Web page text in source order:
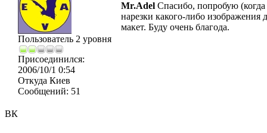
ВК
Пользователь 2 уровня
Присоединился:
2006/10/1 0:54
Откуда Киев
Сообщений: 51
Mr.Adel Спасибо, попробую
нарезки какого-либо изображения
макет. Буду очень благода.